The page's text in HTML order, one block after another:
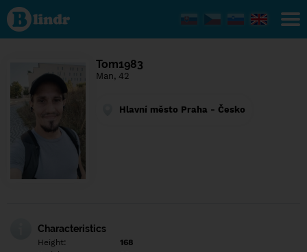
Find out
what's
under
the
dating
network.
Tom1983
Man, 42
Hlavní město Praha - Česko
Characteristics
Height:
168